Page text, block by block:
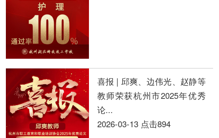
喜报 | 邱爽、边伟光、赵静等
教师荣获杭州市2025年优秀
论...
2026-03-13 点击894